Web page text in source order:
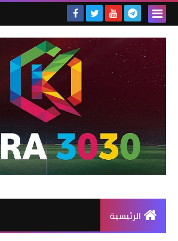
الرئيسية